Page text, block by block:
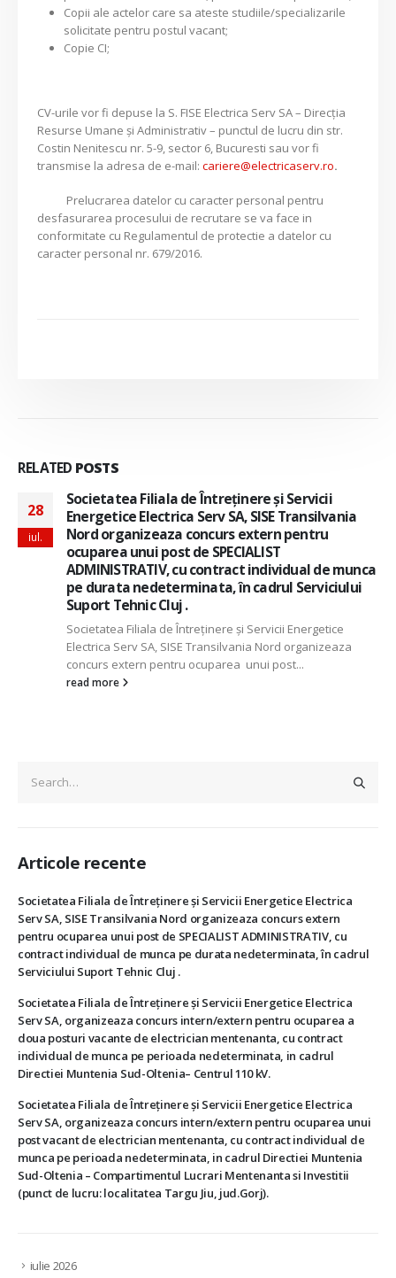
Copii ale actelor care sa ateste studiile/specializarile
solicitate pentru postul vacant;
Copie CI;
CV-urile vor fi depuse la S. FISE Electrica Serv SA – Direcția
Resurse Umane și Administrativ – punctul de lucru din str.
Costin Nenitescu nr. 5-9, sector 6, Bucuresti sau vor fi
transmise la adresa de e-mail:cariere@electricaserv.ro.
Prelucrarea datelor cu caracter personal pentru
desfasurarea procesului de recrutare se va face in
conformitate cu Regulamentul de protectie a datelor cu
caracter personal nr. 679/2016.
RELATED POSTS
28
iul.
Societatea Filiala de Întreţinere şi Servicii
Energetice Electrica Serv SA, SISE Transilvania
Nord organizeaza concurs extern pentru
ocuparea unui post de SPECIALIST
ADMINISTRATIV, cu contract individual de munca
pe durata nedeterminata, în cadrul Serviciului
Suport Tehnic Cluj .
Societatea Filiala de Întreţinere şi Servicii Energetice
Electrica Serv SA, SISE Transilvania Nord organizeaza
concurs extern pentru ocuparea unui post...
read more
Articole recente
Societatea Filiala de Întreţinere şi Servicii Energetice Electrica
Serv SA, SISE Transilvania Nord organizeaza concurs extern
pentru ocuparea unui post de SPECIALIST ADMINISTRATIV, cu
contract individual de munca pe durata nedeterminata, în cadrul
Serviciului Suport Tehnic Cluj .
Societatea Filiala de Întreţinere şi Servicii Energetice Electrica
Serv SA, organizeaza concurs intern/extern pentru ocuparea a
doua posturi vacante de electrician mentenanta, cu contract
individual de munca pe perioada nedeterminata, in cadrul
Directiei Muntenia Sud-Oltenia– Centrul 110 kV.
Societatea Filiala de Întreţinere şi Servicii Energetice Electrica
Serv SA, organizeaza concurs intern/extern pentru ocuparea unui
post vacant de electrician mentenanta, cu contract individual de
munca pe perioada nedeterminata, in cadrul Directiei Muntenia
Sud-Oltenia – Compartimentul Lucrari Mentenanta si Investitii
(punct de lucru: localitatea Targu Jiu, jud.Gorj).
iulie 2026